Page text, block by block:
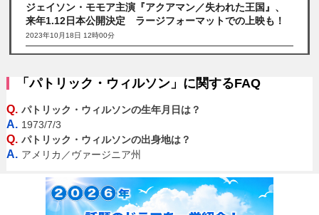
ジェイソン・モモア主演『アクアマン／失われた王国』、
来年1.12日本公開決定 ラージフォーマットでの上映も！
2023年10月18日 12時00分
「パトリック・ウィルソン」に関するFAQ
Q. パトリック・ウィルソンの生年月日は？
A. 1973/7/3
Q. パトリック・ウィルソンの出身地は？
A. アメリカ／ヴァージニア州